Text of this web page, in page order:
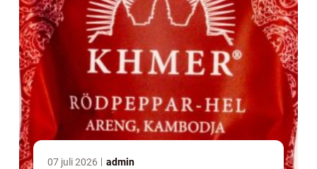
07 juli 2026 admin